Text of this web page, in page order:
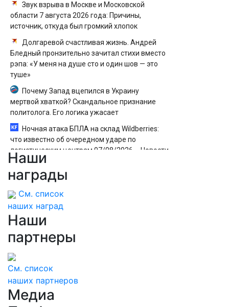
Звук взрыва в Москве и Московской
области 7 августа 2026 года: Причины,
источник, откуда был громкий хлопок
Долгаревой счастливая жизнь. Андрей
Бледный пронзительно зачитал стихи вместо
рэпа: «У меня на душе сто и один шов — это
туше»
Почему Запад вцепился в Украину
мертвой хваткой? Скандальное признание
политолога. Его логика ужасает
Ночная атака БПЛА на склад Wildberries:
что известно об очередном ударе по
логистическим центрам 07/08/2026 – Новости
метро
Наши
награды
См. список
наших наград
Наши
партнеры
См. список
наших партнеров
Медиа